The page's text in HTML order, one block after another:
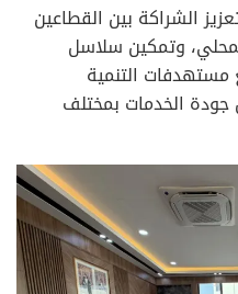
الشراكة بين القطاعين
وتمكين سلاسل
مستهدفات التنمية
الخدمات بمختلف